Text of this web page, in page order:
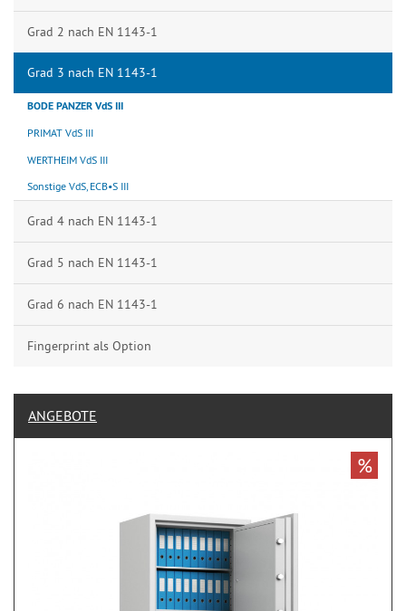
Grad 2 nach EN 1143-1
Grad 3 nach EN 1143-1
BODE PANZER VdS III
PRIMAT VdS III
WERTHEIM VdS III
Sonstige VdS, ECB•S III
Grad 4 nach EN 1143-1
Grad 5 nach EN 1143-1
Grad 6 nach EN 1143-1
Fingerprint als Option
ANGEBOTE
%